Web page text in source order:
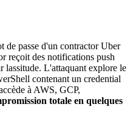
de passe d'un contractor Uber
reçoit des notifications push
lassitude. L'attaquant explore le
contenant un credential
à AWS, GCP,
totale en quelques